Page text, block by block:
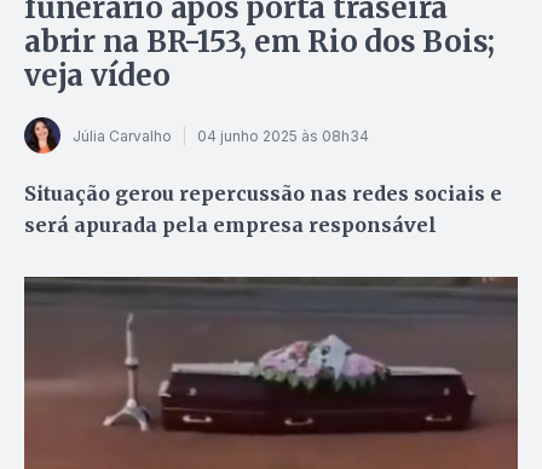
funerário após porta traseira
abrir na BR-153, em Rio dos Bois;
veja vídeo
Júlia Carvalho 04 junho 2025 às 08h34
Situação gerou repercussão nas redes sociais e
será apurada pela empresa responsável